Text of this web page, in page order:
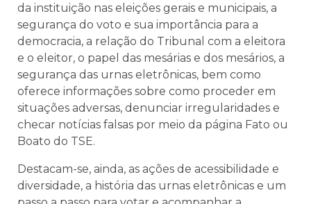
da instituição nas eleições gerais e municipais, a
segurança do voto e sua importância para a
democracia, a relação do Tribunal com a eleitora
e o eleitor, o papel das mesárias e dos mesários, a
segurança das urnas eletrônicas, bem como
oferece informações sobre como proceder em
situações adversas, denunciar irregularidades e
checar notícias falsas por meio da página Fato ou
Boato do TSE.
Destacam-se, ainda, as ações de acessibilidade e
diversidade, a história das urnas eletrônicas e um